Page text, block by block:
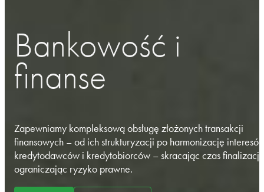
Bankowość i
finanse
Zapewniamy kompleksową obsługę złożonych transakcji
finansowych – od ich strukturyzacji po harmonizację
kredytodawców i kredytobiorców – skracając czas finalizacji
ograniczając ryzyko prawne.